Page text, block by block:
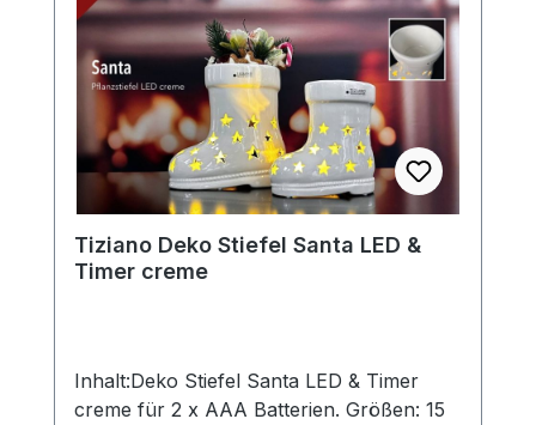
Tiziano Deko Stiefel Santa LED &
Timer creme
Inhalt:Deko Stiefel Santa LED & Timer
creme für 2 x AAA Batterien. Größen: 15